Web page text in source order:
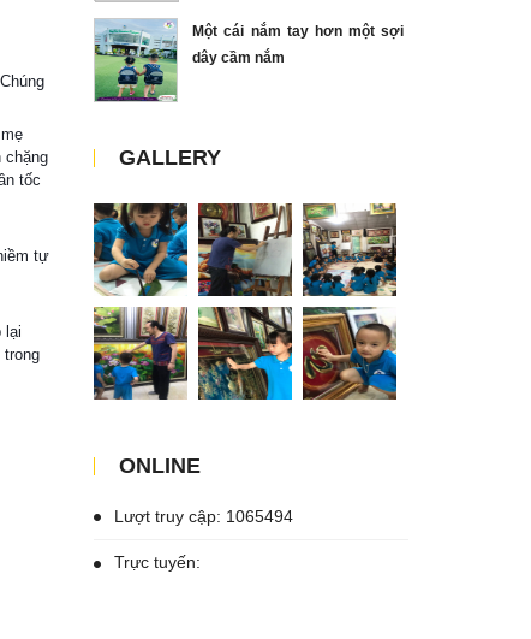
chặng
tốc
tự
lại
Một cái nắm tay hơn một sợi
dây cầm nắm
GALLERY
ONLINE
Lượt truy cập: 1065494
Trực tuyến: